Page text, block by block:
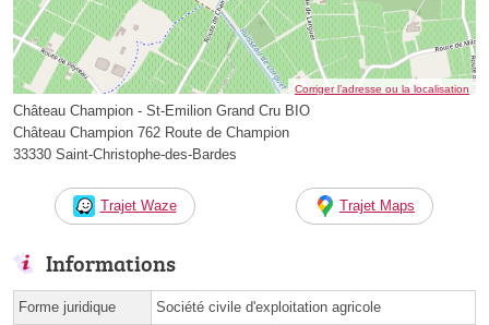
Corriger l’adresse ou la localisation
Château Champion - St-Emilion Grand Cru BIO
Château Champion 762 Route de Champion
33330 Saint-Christophe-des-Bardes
Trajet Waze Trajet Maps
Informations
Forme juridique Société civile d'exploitation agricole